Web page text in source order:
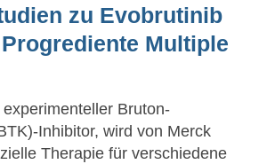
zu Evobrutinib
Multiple
Bruton-
Inhibitor, wird von Merck
Therapie für verschiedene